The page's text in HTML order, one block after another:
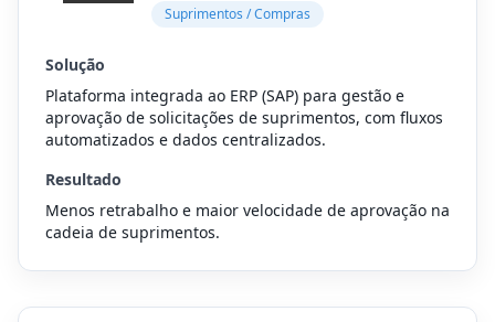
Suprimentos / Compras
Solução
Plataforma integrada ao ERP (SAP) para gestão e
aprovação de solicitações de suprimentos, com fluxos
automatizados e dados centralizados.
Resultado
Menos retrabalho e maior velocidade de aprovação na
cadeia de suprimentos.